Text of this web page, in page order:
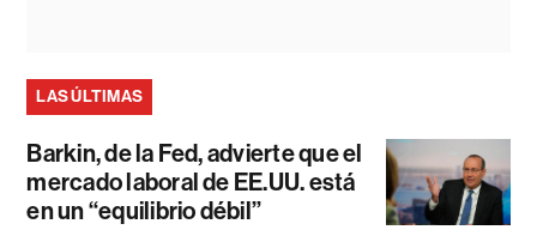
LAS ÚLTIMAS
Barkin, de la Fed, advierte que el
mercado laboral de EE.UU. está
en un “equilibrio débil”